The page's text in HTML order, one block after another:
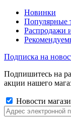
Новинки
Популярные
Распродажи
Подписка на
Подпишитесь на
акции нашего
Новости